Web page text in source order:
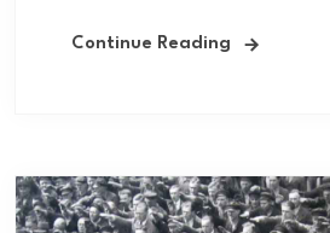
Continue Reading